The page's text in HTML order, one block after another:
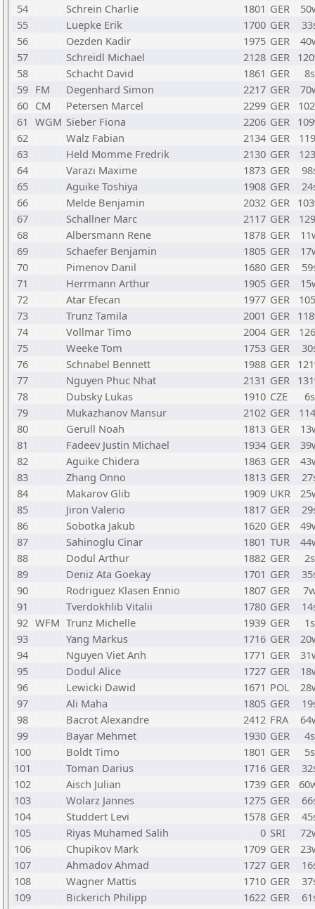
54
Schrein Charlie 1801 GER
55
Luepke Erik 1700 GER
56
Oezden Kadir 1975 GER
57
Schreidl Michael 2128 GER
58
Schacht David 1861 GER
59 FM Degenhard Simon 2217 GER
60 CM Petersen Marcel 2299 GER
61 WGM Sieber Fiona 2206 GER
62
Walz Fabian 2134 GER
63
Held Momme Fredrik 2130 GER
64
Varazi Maxime 1873 GER
65
Aguike Toshiya 1908 GER
66
Melde Benjamin 2032 GER
67
Schallner Marc 2117 GER
68
Albersmann Rene 1878 GER
69
Schaefer Benjamin 1805 GER
70
Pimenov Danil 1680 GER
71
Herrmann Arthur 1905 GER
72
Atar Efecan 1977 GER
73
Trunz Tamila 2001 GER
74
Vollmar Timo 2004 GER
75
Weeke Tom 1753 GER
76
Schnabel Bennett 1988 GER
77
Nguyen Phuc Nhat 2131 GER
78
Dubsky Lukas 1910 CZE
79
Mukazhanov Mansur 2102 GER
80
Gerull Noah 1813 GER
81
Fadeev Justin Michael 1934 GER
82
Aguike Chidera 1863 GER
83
Zhang Onno 1813 GER
84
Makarov Glib 1909 UKR
85
Jiron Valerio 1817 GER
86
Sobotka Jakub 1620 GER
87
Sahinoglu Cinar 1801 TUR
88
Dodul Arthur 1882 GER
89
Deniz Ata Goekay 1701 GER
90
Rodriguez Klasen Ennio 1807 GER
91
Tverdokhlib Vitalii 1780 GER
92 WFM Trunz Michelle 1939 GER
93
Yang Markus 1716 GER
94
Nguyen Viet Anh 1771 GER
95
Dodul Alice 1727 GER
96
Lewicki Dawid 1671 POL
97
Ali Maha 1805 GER
98
Bacrot Alexandre 2412 FRA
99
Bayar Mehmet 1930 GER
100
Boldt Timo 1801 GER
101
Toman Darius 1716 GER
102
Aisch Julian 1739 GER
103
Wolarz Jannes 1275 GER
104
Studdert Levi 1578 GER
105
Riyas Muhamed Salih 0 SRI
106
Chupikov Mark 1709 GER
107
Ahmadov Ahmad 1727 GER
108
Wagner Mattis 1710 GER
109
Bickerich Philipp 1622 GER